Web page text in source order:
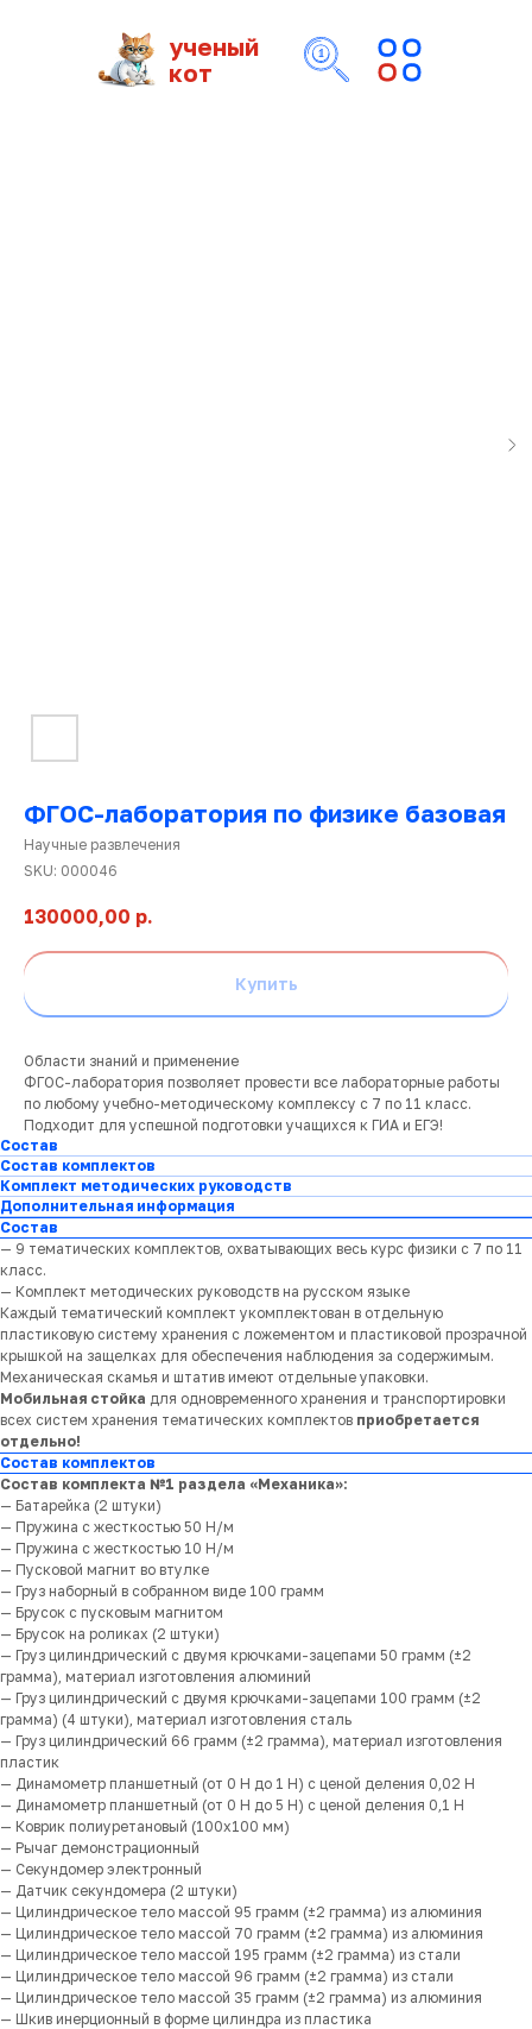
ученый
кот
ФГОС-лаборатория по физике базовая
Научные развлечения
SKU: 000046
130000,00 р.
Купить
Области знаний и применение
ФГОС-лаборатория позволяет провести все лабораторные работы
по любому учебно-методическому комплексу с 7 по 11 класс.
Подходит для успешной подготовки учащихся к ГИА и ЕГЭ!
Состав
Состав комплектов
Комплект методических руководств
Дополнительная информация
Состав
— 9 тематических комплектов, охватывающих весь курс физики с 7 по 11
класс.
— Комплект методических руководств на русском языке
Каждый тематический комплект укомплектован в отдельную
пластиковую систему хранения с ложементом и пластиковой прозрачной
крышкой на защелках для обеспечения наблюдения за содержимым.
Механическая скамья и штатив имеют отдельные упаковки.
Мобильная стойка для одновременного хранения и транспортировки
всех систем хранения тематических комплектов приобретается
отдельно!
Состав комплектов
Состав комплекта №1 раздела «Механика»:
— Батарейка (2 штуки)
— Пружина с жесткостью 50 Н/м
— Пружина с жесткостью 10 Н/м
— Пусковой магнит во втулке
— Груз наборный в собранном виде 100 грамм
— Брусок c пусковым магнитом
— Брусок на роликах (2 штуки)
— Груз цилиндрический с двумя крючками-зацепами 50 грамм (±2
грамма), материал изготовления алюминий
— Груз цилиндрический с двумя крючками-зацепами 100 грамм (±2
грамма) (4 штуки), материал изготовления сталь
— Груз цилиндрический 66 грамм (±2 грамма), материал изготовления
пластик
— Динамометр планшетный (от 0 Н до 1 Н) с ценой деления 0,02 Н
— Динамометр планшетный (от 0 Н до 5 Н) с ценой деления 0,1 Н
— Коврик полиуретановый (100х100 мм)
— Рычаг демонстрационный
— Секундомер электронный
— Датчик секундомера (2 штуки)
— Цилиндрическое тело массой 95 грамм (±2 грамма) из алюминия
— Цилиндрическое тело массой 70 грамм (±2 грамма) из алюминия
— Цилиндрическое тело массой 195 грамм (±2 грамма) из стали
— Цилиндрическое тело массой 96 грамм (±2 грамма) из стали
— Цилиндрическое тело массой 35 грамм (±2 грамма) из алюминия
— Шкив инерционный в форме цилиндра из пластика